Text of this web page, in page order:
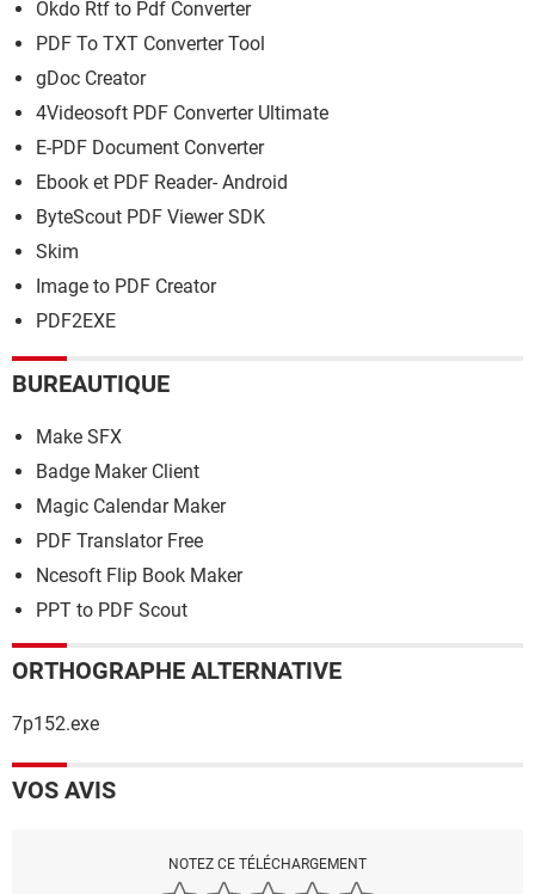
Okdo Rtf to Pdf Converter
PDF To TXT Converter Tool
gDoc Creator
4Videosoft PDF Converter Ultimate
E-PDF Document Converter
Ebook et PDF Reader- Android
ByteScout PDF Viewer SDK
Skim
Image to PDF Creator
PDF2EXE
BUREAUTIQUE
Make SFX
Badge Maker Client
Magic Calendar Maker
PDF Translator Free
Ncesoft Flip Book Maker
PPT to PDF Scout
ORTHOGRAPHE ALTERNATIVE
7p152.exe
VOS AVIS
NOTEZ CE TÉLÉCHARGEMENT